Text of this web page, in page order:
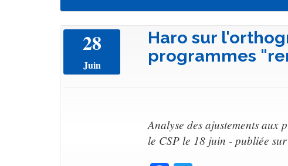
28
Juin
Haro sur
programmes
Analyse des ajustements aux
le CSP le 18 juin - publiée